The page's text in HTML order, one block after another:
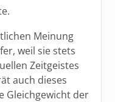
Meinung
weil sie stets
Zeitgeistes
auch dieses
Gleichgewicht der